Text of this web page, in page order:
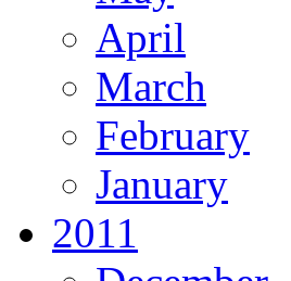
April
March
February
January
2011